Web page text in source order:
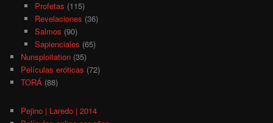
Profetas (115)
Revelaciones (36)
Salmos (90)
Sapienciales (65)
Nunsploitation (35)
Películas eróticas (72)
TORÁ (88)
Pejino | Laredo | 2014